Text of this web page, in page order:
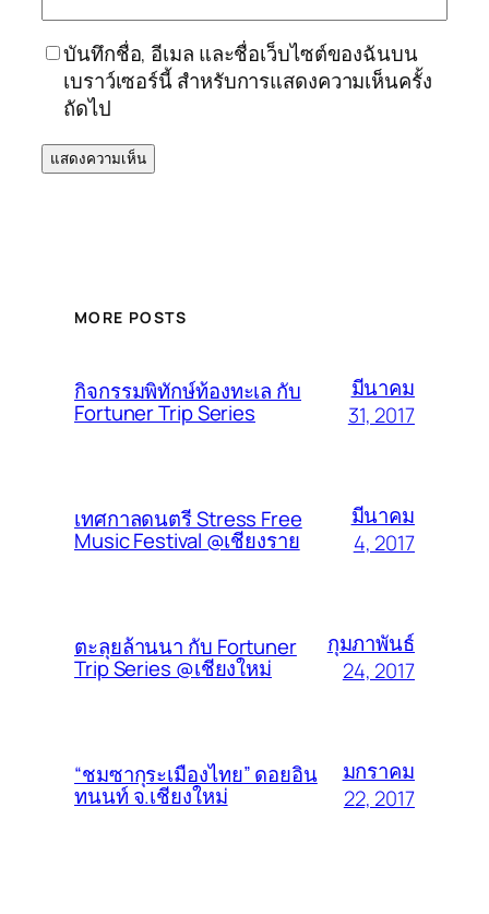
บันทึกชื่อ, อีเมล และชื่อเว็บไซต์ของฉันบน
เบราว์เซอร์นี้ สำหรับการแสดงความเห็นครั้ง
ถัดไป
MORE POSTS
กิจกรรมพิทักษ์ท้องทะเล กับ
Fortuner Trip Series
มีนาคม
31, 2017
เทศกาลดนตรี Stress Free
Music Festival @เชียงราย
มีนาคม
4, 2017
ตะลุยล้านนา กับ Fortuner
Trip Series @เชียงใหม่
กุมภาพันธ์
24, 2017
“ชมซากุระเมืองไทย” ดอยอิน
ทนนท์ จ.เชียงใหม่
มกราคม
22, 2017